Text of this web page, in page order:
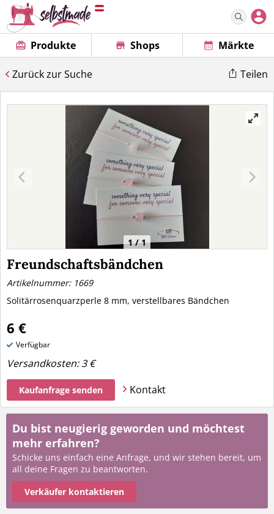
Produkte Shops Märkte
Zurück zur Suche Teilen
1 / 1
Freundschaftsbändchen
Artikelnummer: 1669
Solitärrosenquarzperle 8 mm, verstellbares Bändchen
6 €
Verfügbar
Versandkosten:3 €
Kaufanfrage senden Kontakt
Du bist neugierig geworden und möchtest
mehr erfahren?
Schicke uns einfach eine Anfrage, und wir stehen bereit, um
all deine Fragen zu beantworten.
Verkäufer kontaktieren